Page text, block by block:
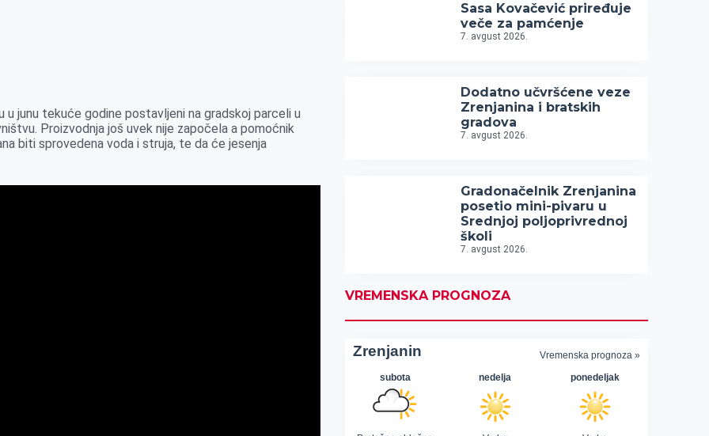
u junu tekuće godine postavljeni na gradskoj parceli u
Proizvodnja još uvek nije započela a pomoćnik
biti sprovedena voda i struja, te da će jesenja
Sasa Kovačević priređuje
veče za pamćenje
7. avgust 2026.
Dodatno učvršćene veze
Zrenjanina i bratskih
gradova
7. avgust 2026.
Gradonačelnik Zrenjanina
posetio mini-pivaru u
Srednjoj poljoprivrednoj
školi
7. avgust 2026.
VREMENSKA PROGNOZA